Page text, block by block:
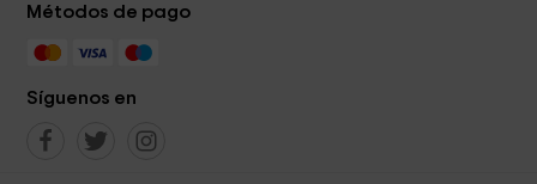
Métodos de pago
Síguenos en